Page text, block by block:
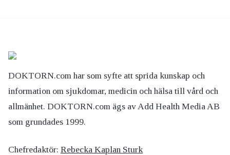
DOKTORN.com har som syfte att sprida kunskap och
information om sjukdomar, medicin och hälsa till vård och
allmänhet. DOKTORN.com ägs av Add Health Media AB
som grundades 1999.
Chefredaktör: Rebecka Kaplan Sturk